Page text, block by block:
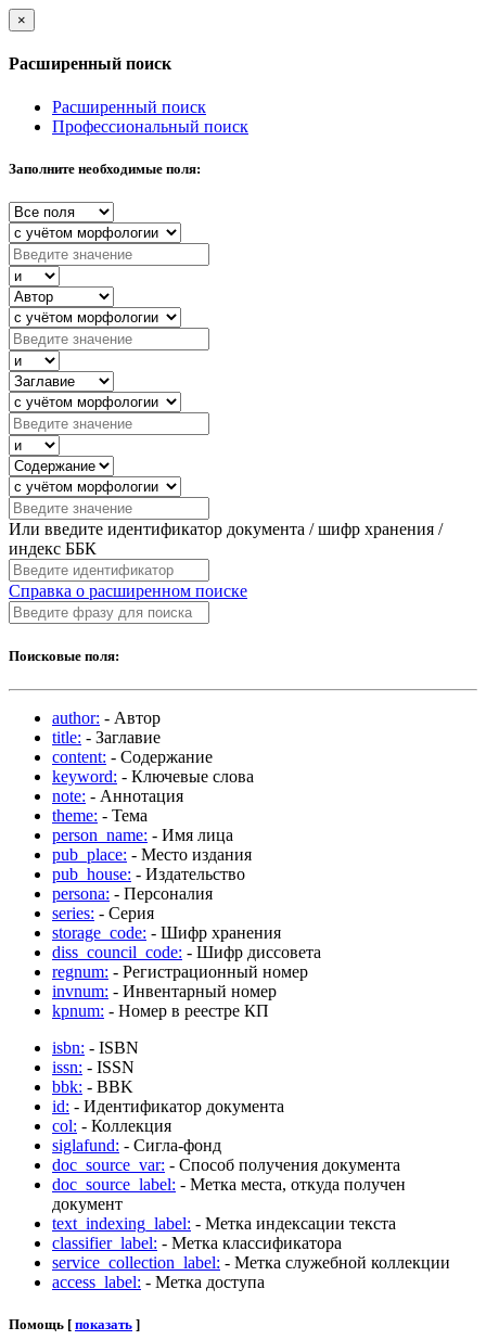
×
Расширенный поиск
Расширенный поиск
Профессиональный поиск
Заполните необходимые поля:
Или введите идентификатор документа / шифр хранения /
индекс ББК
Справка о расширенном поиске
Поисковые поля:
author: - Автор
title: - Заглавие
content: - Содержание
keyword: - Ключевые слова
note: - Аннотация
theme: - Тема
person_name: - Имя лица
pub_place: - Место издания
pub_house: - Издательство
persona: - Персоналия
series: - Серия
storage_code: - Шифр хранения
diss_council_code: - Шифр диссовета
regnum: - Регистрационный номер
invnum: - Инвентарный номер
kpnum: - Номер в реестре КП
isbn: - ISBN
issn: - ISSN
bbk: - BBK
id: - Идентификатор документа
col: - Коллекция
siglafund: - Сигла-фонд
doc_source_var: - Способ получения документа
doc_source_label: - Метка места, откуда получен
документ
text_indexing_label: - Метка индексации текста
classifier_label: - Метка классификатора
service_collection_label: - Метка служебной коллекции
access_label: - Метка доступа
Помощь [ показать ]